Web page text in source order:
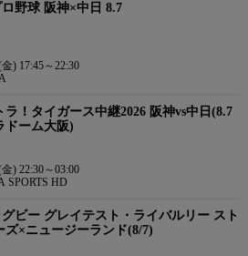
野球 阪神×中日 8.7
) 17:45～22:30
ラ！タイガース中継2026 阪神vs中日(8.7
ドーム大阪)
) 22:30～03:00
SPORTS HD
ビー グレイテスト・ライバルリー スト
ズ×ニュージーランド(8/7)